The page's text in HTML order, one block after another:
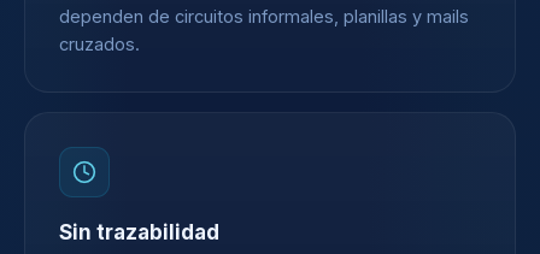
dependen de circuitos informales, planillas y mails
cruzados.
Sin trazabilidad